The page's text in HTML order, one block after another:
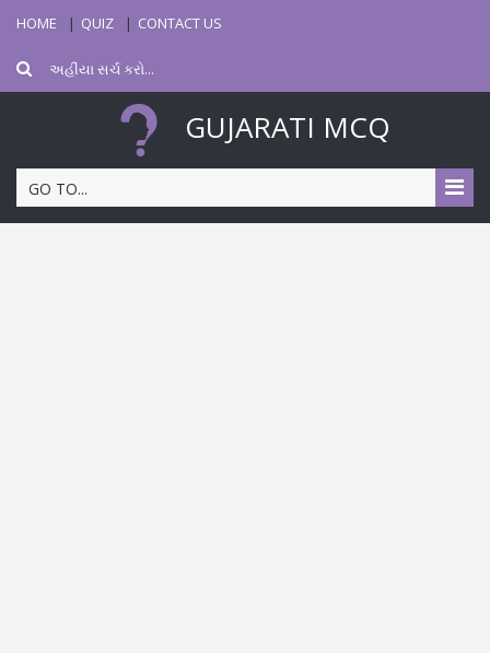
HOME QUIZ CONTACT US
GUJARATI MCQ
GO TO...